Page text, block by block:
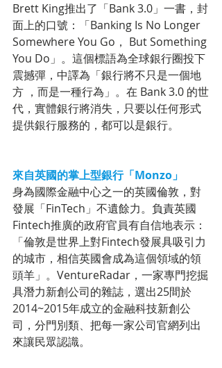
Brett King推出了「Bank 3.0」一書，封
面上的口號：「Banking Is No Longer
Somewhere You Go， But Something
You Do」。這個標語為全球銀行圈投下
震撼彈，中譯為「銀行將不只是一個地
方 ，而是一種行為」。在 Bank 3.0 的世
代，實體銀行將消失，只要以任何形式
提供銀行服務的，都可以是銀行。
來自英國的掌上型銀行「Monzo」
身為國際金融中心之一的英國倫敦，對
發展「FinTech」不遺餘力。負責英國
Fintech推廣的政府官員有自信地表示：
「倫敦是世界上對Fintech發展具吸引力
的城市，相信英國會成為這個領域的領
頭羊」。VentureRadar，一家專門挖掘
具潛力新創公司的雜誌，選出25間於
2014~2015年成立的金融科技新創公
司，分門別類、把每一家公司官網列出
來讓民眾認識。